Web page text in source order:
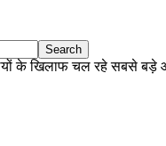
के खिलाफ चल रहे सबसे बड़े